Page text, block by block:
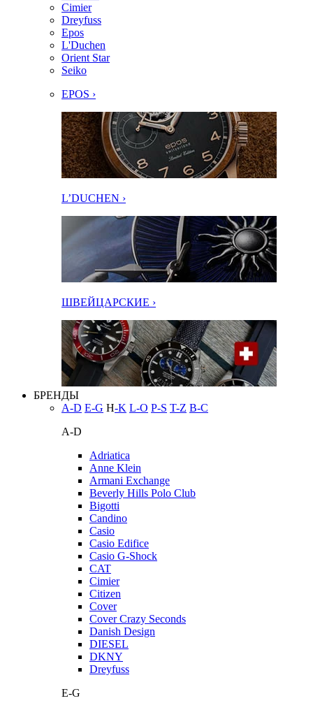
Cimier
Dreyfuss
Epos
L'Duchen
Orient Star
Seiko
EPOS ›
L’DUCHEN ›
ШВЕЙЦАРСКИЕ ›
БРЕНДЫ
A-D E-G H-K L-O P-S T-Z В-С
A-D
Adriatica
Anne Klein
Armani Exchange
Beverly Hills Polo Club
Bigotti
Candino
Casio
Casio Edifice
Casio G-Shock
CAT
Cimier
Citizen
Cover
Cover Crazy Seconds
Danish Design
DIESEL
DKNY
Dreyfuss
E-G